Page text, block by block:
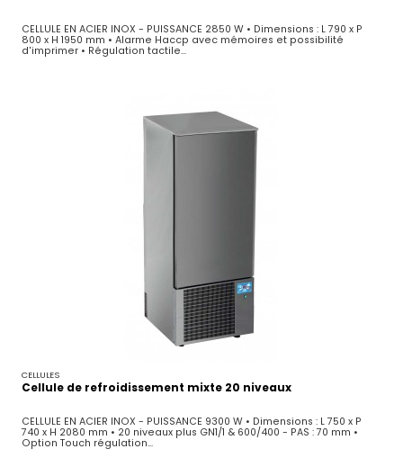
CELLULE EN ACIER INOX - PUISSANCE 2850 W • Dimensions : L 790 x P
800 x H 1950 mm • Alarme Haccp avec mémoires et possibilité
d'imprimer • Régulation tactile...
CELLULES
Cellule de refroidissement mixte 20 niveaux
CELLULE EN ACIER INOX - PUISSANCE 9300 W • Dimensions : L 750 x P
740 x H 2080 mm • 20 niveaux plus GN1/1 & 600/400 - PAS : 70 mm •
Option Touch régulation...